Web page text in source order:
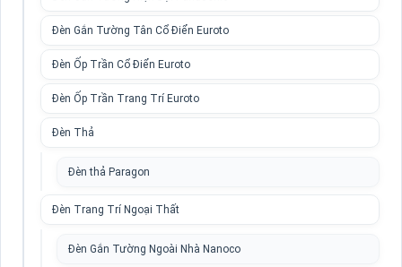
Đèn Gắn Tường Tân Cổ Điển Euroto
Đèn Ốp Trần Cổ Điển Euroto
Đèn Ốp Trần Trang Trí Euroto
Đèn Thả
Đèn thả Paragon
Đèn Trang Trí Ngoại Thất
Đèn Gắn Tường Ngoài Nhà Nanoco